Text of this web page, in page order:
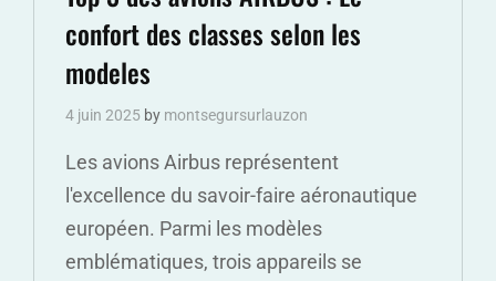
confort des classes selon les
modeles
4 juin 2025 by montsegursurlauzon
Les avions Airbus représentent
l'excellence du savoir-faire aéronautique
européen. Parmi les modèles
emblématiques, trois appareils se